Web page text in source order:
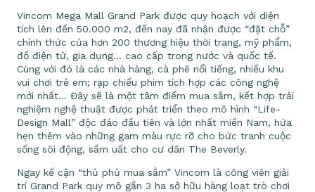
Vincom Mega Mall Grand Park được quy hoạch với diện
tích lên đến 50.000 m2, đến nay đã nhận được “đặt chỗ”
chính thức của hơn 200 thương hiệu thời trang, mỹ phẩm,
đồ điện tử, gia dụng… cao cấp trong nước và quốc tế.
Cùng với đó là các nhà hàng, cà phê nổi tiếng, nhiều khu
vui chơi trẻ em; rạp chiếu phim tích hợp các công nghệ
mới nhất… Đây sẽ là một tâm điểm mua sắm, kết hợp trải
nghiệm nghệ thuật được phát triển theo mô hình “Life-
Design Mall” độc đáo đầu tiên và lớn nhất miền Nam, hứa
hẹn thêm vào những gam màu rực rỡ cho bức tranh cuộc
sống sôi động, sầm uất cho cư dân The Beverly.
Ngay kế cận “thủ phủ mua sắm” Vincom là công viên giải
trí Grand Park quy mô gần 3 ha sở hữu hàng loạt trò chơi